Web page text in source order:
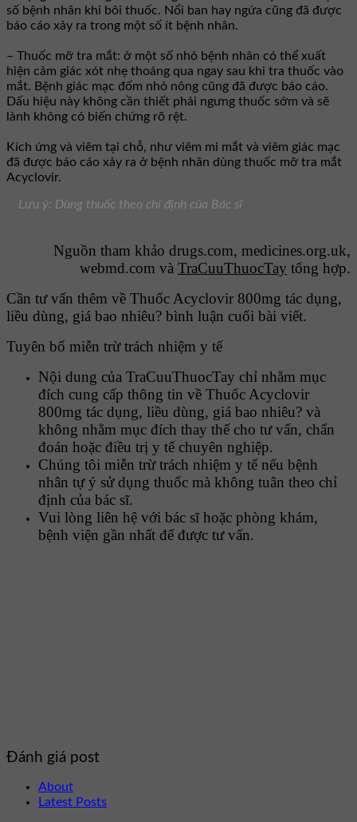
số bệnh nhân khi bôi thuốc. Nổi ban hay ngứa cũng đã được
báo cáo xảy ra trong một số ít bệnh nhân.
– Thuốc mỡ tra mắt: ở một số nhỏ bệnh nhân có thể xuất
hiện cảm giác xót nhẹ thoáng qua ngay sau khi tra thuốc vào
mắt. Bệnh giác mạc đốm nhỏ nông cũng đã được báo cáo.
Dấu hiệu này không cần thiết phải ngưng thuốc sớm và sẽ
lành không có biến chứng rõ rệt.
Kích ứng và viêm tại chỗ, như viêm mi mắt và viêm giác mạc
đã được báo cáo xảy ra ở bệnh nhân dùng thuốc mỡ tra mắt
Acyclovir.
Lưu ý: Dùng thuốc theo chỉ định của Bác sĩ
Nguồn tham khảo drugs.com, medicines.org.uk,
webmd.com và TraCuuThuocTay tổng hợp.
Cần tư vấn thêm về Thuốc Acyclovir 800mg tác dụng,
liều dùng, giá bao nhiêu? bình luận cuối bài viết.
Tuyên bố miễn trừ trách nhiệm y tế
Nội dung của TraCuuThuocTay chỉ nhằm mục
đích cung cấp thông tin về Thuốc Acyclovir
800mg tác dụng, liều dùng, giá bao nhiêu? và
không nhằm mục đích thay thế cho tư vấn, chẩn
đoán hoặc điều trị y tế chuyên nghiệp.
Chúng tôi miễn trừ trách nhiệm y tế nếu bệnh
nhân tự ý sử dụng thuốc mà không tuân theo chỉ
định của bác sĩ.
Vui lòng liên hệ với bác sĩ hoặc phòng khám,
bệnh viện gần nhất để được tư vấn.
Đánh giá post
About
Latest Posts